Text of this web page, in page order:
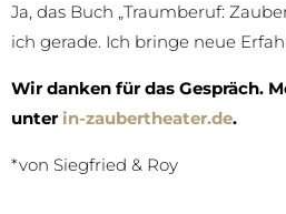
Ja, das Buch „Traumberuf:
ich gerade. Ich bringe neue
Wir danken für das Gespräch.
unter in-zaubertheater.de.
*von Siegfried & Roy